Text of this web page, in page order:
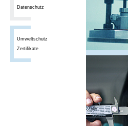
Datenschutz
Umweltschutz
Zertifikate